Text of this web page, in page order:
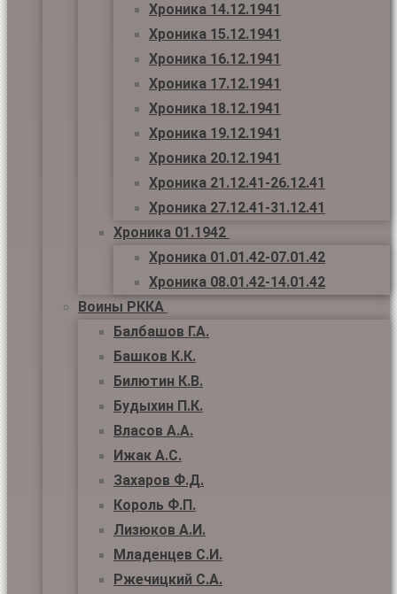
Хроника 14.12.1941
Хроника 15.12.1941
Хроника 16.12.1941
Хроника 17.12.1941
Хроника 18.12.1941
Хроника 19.12.1941
Хроника 20.12.1941
Хроника 21.12.41-26.12.41
Хроника 27.12.41-31.12.41
Хроника 01.1942
Хроника 01.01.42-07.01.42
Хроника 08.01.42-14.01.42
Воины РККА
Балбашов Г.А.
Башков К.К.
Билютин К.В.
Будыхин П.К.
Власов А.А.
Ижак А.С.
Захаров Ф.Д.
Король Ф.П.
Лизюков А.И.
Младенцев С.И.
Ржечицкий С.А.